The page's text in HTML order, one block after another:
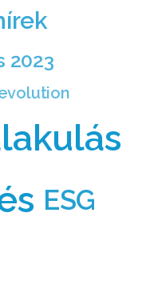
2023
ESG